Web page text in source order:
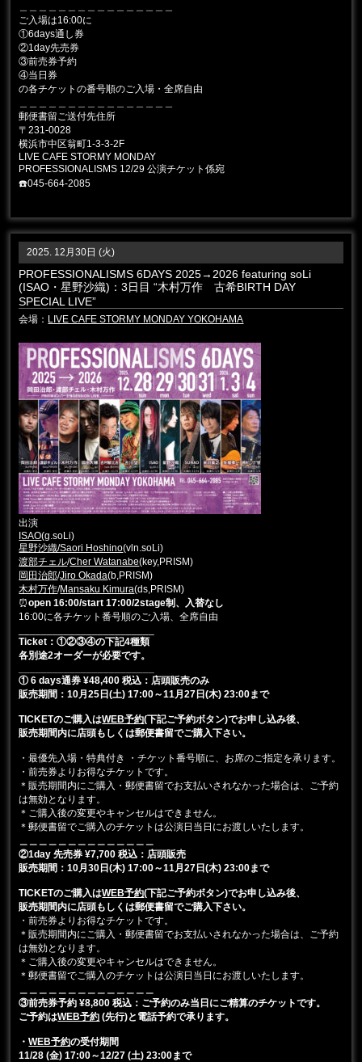
ご入場は16:00に
①6days通し券
②1day先売券
③前売券予約
④当日券
の各チケットの番号順のご入場・全席自由
郵便書留ご送付先住所
〒231-0028
横浜市中区翁町1-3-3-2F
LIVE CAFE STORMY MONDAY
PROFESSIONALISMS 12/29 公演チケット係宛
☎️045-664-2085
2025. 12月30日 (火)
PROFESSIONALISMS 6DAYS 2025→2026 featuring soLi
(ISAO・星野沙織)：3日目 “木村万作 古希BIRTH DAY
SPECIAL LIVE”
会場： LIVE CAFE STORMY MONDAY YOKOHAMA
出演
ISAO(g.soLi)
星野沙織/Saori Hoshino(vln.soLi)
渡部チェル/Cher Watanabe(key,PRISM)
岡田治郎/Jiro Okada(b,PRISM)
木村万作/Mansaku Kimura(ds,PRISM)
⏰open 16:00/start 17:00/2stage制、入替なし
16:00に各チケット番号順のご入場、全席自由
Ticket：①②③④の下記4種類
各別途2オーダーが必要です。
① 6 days通券 ¥48,400 税込：店頭販売のみ
販売期間：10月25日(土) 17:00～11月27日(木) 23:00まで
TICKETのご購入はWEB予約(下記ご予約ボタン)でお申し込み後、
販売期間内に店頭もしくは郵便書留でご購入下さい。
・最優先入場・特典付き ・チケット番号順に、お席のご指定を承ります。
・前売券よりお得なチケットです。
＊販売期間内にご購入・郵便書留でお支払いされなかった場合は、ご予約
は無効となります。
＊ご購入後の変更やキャンセルはできません。
＊郵便書留でご購入のチケットは公演日当日にお渡しいたします。
②1day 先売券 ¥7,700 税込 ：店頭販売
販売期間：10月30日(木) 17:00～11月27日(木) 23:00まで
TICKETのご購入はWEB予約(下記ご予約ボタン)でお申し込み後、
販売期間内に店頭もしくは郵便書留でご購入下さい。
・前売券よりお得なチケットです。
＊販売期間内にご購入・郵便書留でお支払いされなかった場合は、ご予約
は無効となります。
＊ご購入後の変更やキャンセルはできません。
＊郵便書留でご購入のチケットは公演日当日にお渡しいたします。
③前売券予約 ¥8,800 税込：ご予約のみ当日にご精算のチケットです。
ご予約はWEB予約 (先行)と電話予約で承ります。
・WEB予約の受付期間
11/28 (金) 17:00～12/27 (土) 23:00まで